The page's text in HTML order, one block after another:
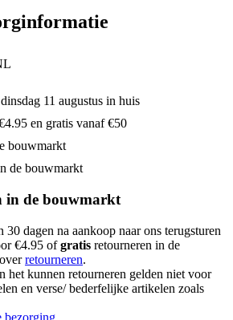
11 augustus in huis
en gratis vanaf €50
bouwmarkt
de bouwmarkt
in de bouwmarkt
dagen na aankoop naar ons terugsturen
€4.95 ofgratis retourneren in de
retourneren.
het kunnen retourneren gelden niet voor
en verse/ bederfelijke artikelen zoals
bezorging